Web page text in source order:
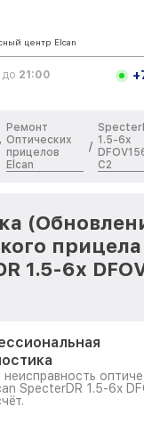
центр Elcan
до 21:00
Ремонт
Оптических
прицелов
Elcan
/
1.5-6x
C2
1.5-6x
SpecterDR 1.5-6x